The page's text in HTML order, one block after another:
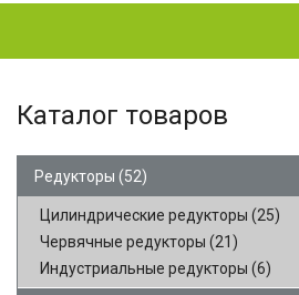
Каталог товаров
Редукторы (52)
Цилиндрические редукторы (25)
Червячные редукторы (21)
Индустриальные редукторы (6)